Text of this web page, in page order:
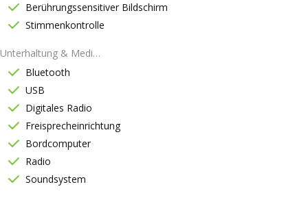
Berührungssensitiver Bildschirm
Stimmenkontrolle
Unterhaltung & Medien
Bluetooth
USB
Digitales Radio
Freisprecheinrichtung
Bordcomputer
Radio
Soundsystem